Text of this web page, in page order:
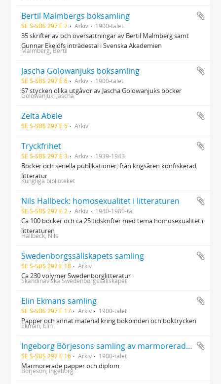
Bertil Malmbergs boksamling
SE S-SBS 297 E 7 Arkiv 1900-talet
35 skrifter av och översättningar av Bertil Malmberg samt
Gunnar Ekelöfs inträdestal i Svenska Akademien
Malmberg, Bertil
Jascha Golowanjuks boksamling
SE S-SBS 297 E 6 Arkiv 1900-talet
67 stycken olika utgåvor av Jascha Golowanjuks böcker
Golowanjuk, Jascha
Zelta Abele
SE S-SBS 297 E 5 Arkiv
Tryckfrihet
SE S-SBS 297 E 3 Arkiv 1939-1943
Böcker och seriella publikationer, från krigsåren konfiskerad
litteratur
Kungliga biblioteket
Nils Hallbeck: homosexualitet i litteraturen
SE S-SBS 297 E 2 Arkiv 1940-1980-tal
Ca 100 böcker och ca 25 tidskrifter med tema homosexualitet i
litteraturen
Hallbeck, Nils
Swedenborgssällskapets samling
SE S-SBS 297 E 18 Arkiv
Ca 230 volymer Swedenborglitteratur
Skandinaviska Swedenborgssällskapet
Elin Ekmans samling
SE S-SBS 297 E 17 Arkiv 1900-talet
Papper och annat material kring bokbinderi och boktryckeri
Ekman, Elin
Ingeborg Börjesons samling av marmorerade papper och diplom
SE S-SBS 297 E 16 Arkiv 1900-talet
Marmorerade papper och diplom
Börjeson, Ingeborg